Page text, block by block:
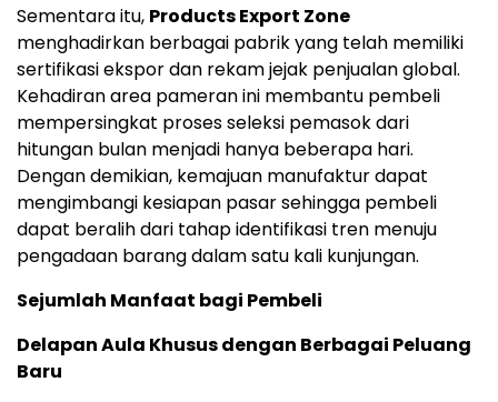
Sementara itu, Products Export Zone
menghadirkan berbagai pabrik yang telah memiliki
sertifikasi ekspor dan rekam jejak penjualan global.
Kehadiran area pameran ini membantu pembeli
mempersingkat proses seleksi pemasok dari
hitungan bulan menjadi hanya beberapa hari.
Dengan demikian, kemajuan manufaktur dapat
mengimbangi kesiapan pasar sehingga pembeli
dapat beralih dari tahap identifikasi tren menuju
pengadaan barang dalam satu kali kunjungan.
Sejumlah Manfaat bagi Pembeli
Delapan Aula Khusus dengan Berbagai Peluang
Baru